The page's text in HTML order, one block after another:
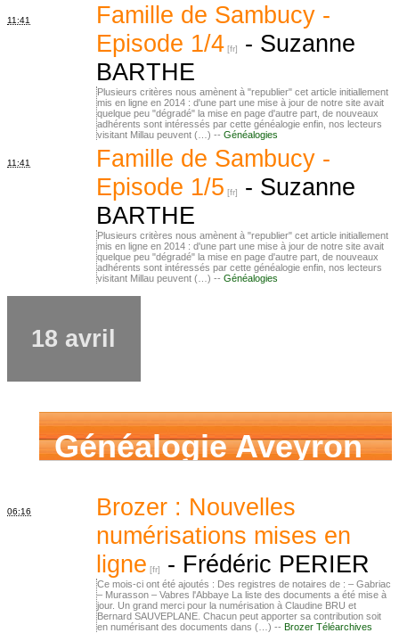
11:41
Famille de Sambucy -
Episode 1/4
- Suzanne
BARTHE
Plusieurs critères nous amènent à "republier" cet article initiallement
mis en ligne en 2014 : d'une part une mise à jour de notre site avait
quelque peu "dégradé" la mise en page d'autre part, de nouveaux
adhérents sont intéressés par cette généalogie enfin, nos lecteurs
visitant Millau peuvent (…) -- Généalogies
11:41
Famille de Sambucy -
Episode 1/5
- Suzanne
BARTHE
Plusieurs critères nous amènent à "republier" cet article initiallement
mis en ligne en 2014 : d'une part une mise à jour de notre site avait
quelque peu "dégradé" la mise en page d'autre part, de nouveaux
adhérents sont intéressés par cette généalogie enfin, nos lecteurs
visitant Millau peuvent (…) -- Généalogies
18 avril
Généalogie Aveyron
06:16
Brozer : Nouvelles
numérisations mises en
ligne
- Frédéric PERIER
Ce mois-ci ont été ajoutés : Des registres de notaires de : – Gabriac
– Murasson – Vabres l'Abbaye La liste des documents a été mise à
jour. Un grand merci pour la numérisation à Claudine BRU et
Bernard SAUVEPLANE. Chacun peut apporter sa contribution soit
en numérisant des documents dans (…) -- Brozer Téléarchives